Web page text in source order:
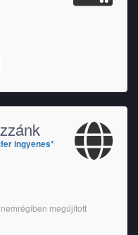
ingyenes*
megújított